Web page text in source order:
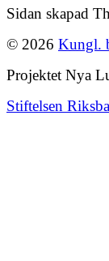
Sidan skapad
© 2026 Kungl.
Projektet Nya
Stiftelsen